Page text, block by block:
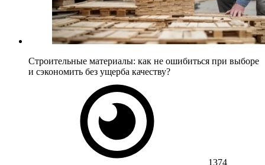
Строительные материалы: как не ошибиться при выборе
и сэкономить без ущерба качеству?
1374